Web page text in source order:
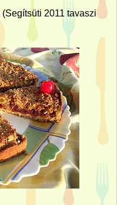
(Segítsüti 2011 tavaszi